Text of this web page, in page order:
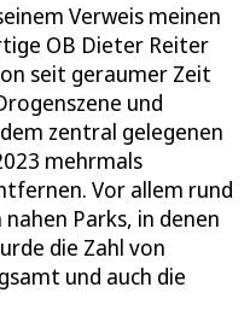
Verweis meinen
OB Dieter Reiter
seit geraumer Zeit
und
zentral gelegenen
mehrmals
Vor allem rund
Parks, in denen
die Zahl von
und auch die